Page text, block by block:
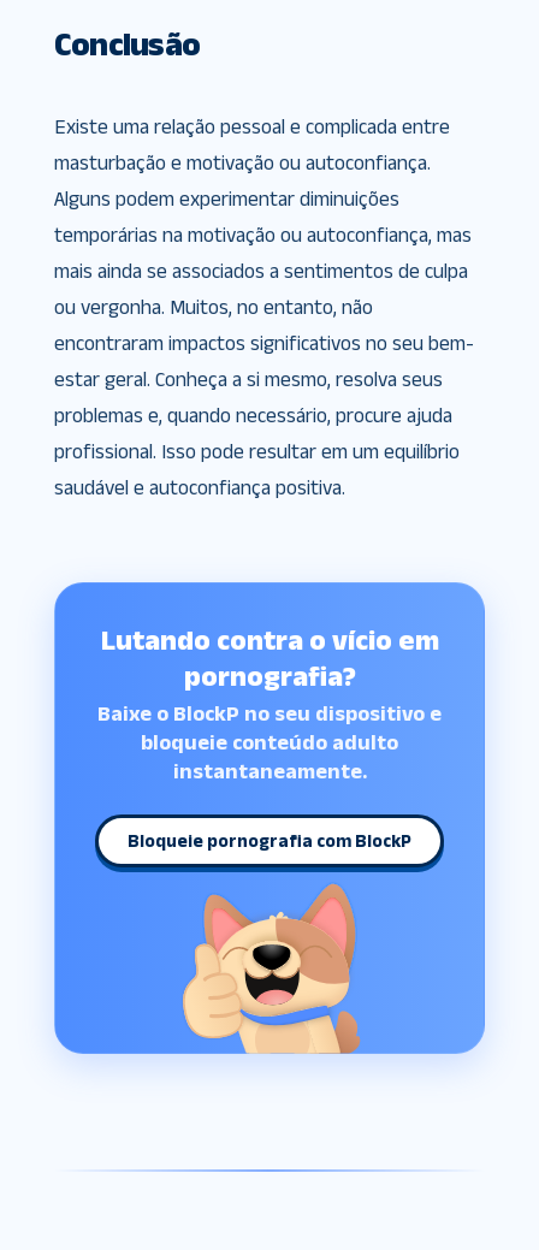
Conclusão
Existe uma relação pessoal e complicada entre
masturbação e motivação ou autoconfiança.
Alguns podem experimentar diminuições
temporárias na motivação ou autoconfiança, mas
mais ainda se associados a sentimentos de culpa
ou vergonha. Muitos, no entanto, não
encontraram impactos significativos no seu bem-
estar geral. Conheça a si mesmo, resolva seus
problemas e, quando necessário, procure ajuda
profissional. Isso pode resultar em um equilíbrio
saudável e autoconfiança positiva.
Lutando contra o vício em
pornografia?
Baixe o BlockP no seu dispositivo e
bloqueie conteúdo adulto
instantaneamente.
Bloqueie pornografia com BlockP